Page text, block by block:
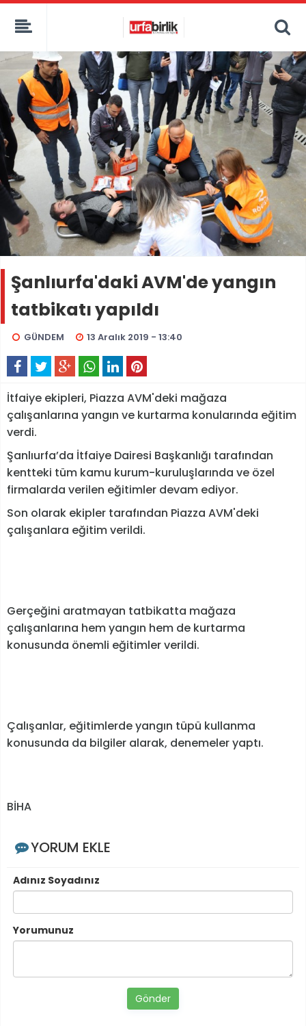
Şanlıurfa'daki AVM'de yangın
tatbikatı yapıldı
GÜNDEM 13 Aralık 2019 - 13:40
İtfaiye ekipleri, Piazza AVM'deki mağaza
çalışanlarına yangın ve kurtarma konularında eğitim
verdi.
Şanlıurfa’da İtfaiye Dairesi Başkanlığı tarafından
kentteki tüm kamu kurum-kuruluşlarında ve özel
firmalarda verilen eğitimler devam ediyor.
Son olarak ekipler tarafından Piazza AVM'deki
çalışanlara eğitim verildi.
Gerçeğini aratmayan tatbikatta mağaza
çalışanlarına hem yangın hem de kurtarma
konusunda önemli eğitimler verildi.
Çalışanlar, eğitimlerde yangın tüpü kullanma
konusunda da bilgiler alarak, denemeler yaptı.
BİHA
YORUM EKLE
Adınız Soyadınız
Yorumunuz
Gönder